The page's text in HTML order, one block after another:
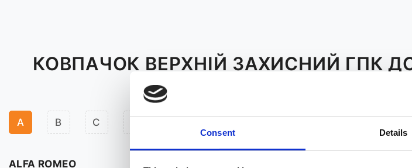
Consent Details
КОВПАЧОК ВЕРХНІЙ ЗАХИСНИЙ ГПК
A B C
ALFA ROMEO